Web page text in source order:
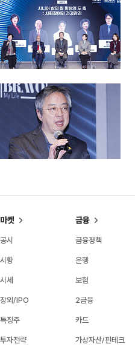
마켓
공시
시황
시세
장외/IPO
특징주
투자전략
금융
금융정책
은행
보험
2금융
카드
가상자산/핀테크